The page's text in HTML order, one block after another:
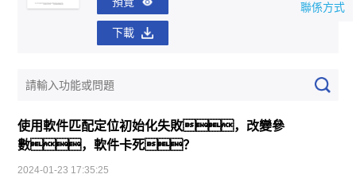
下載
使用軟件匹配定位初始化失敗，改變參
數，軟件卡死？
2024-01-23 17:35:25
聯係方式